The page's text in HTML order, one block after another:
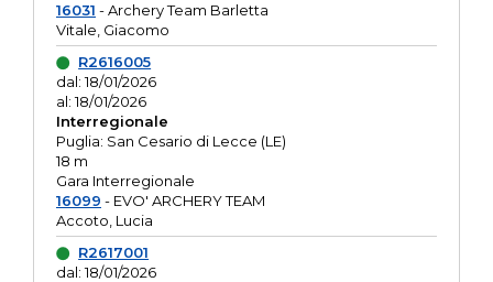
16031 - Archery Team Barletta
Vitale, Giacomo
R2616005
dal: 18/01/2026
al: 18/01/2026
Interregionale
Puglia: San Cesario di Lecce (LE)
18 m
Gara Interregionale
16099 - EVO' ARCHERY TEAM
Accoto, Lucia
R2617001
dal: 18/01/2026